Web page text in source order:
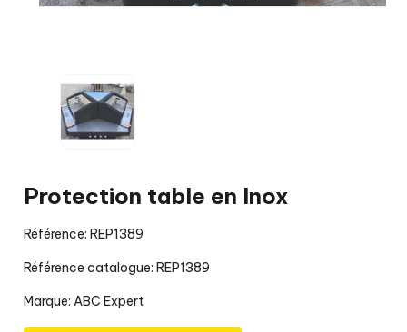
Protection table en Inox
Référence: REP1389
Référence catalogue: REP1389
Marque: ABC Expert